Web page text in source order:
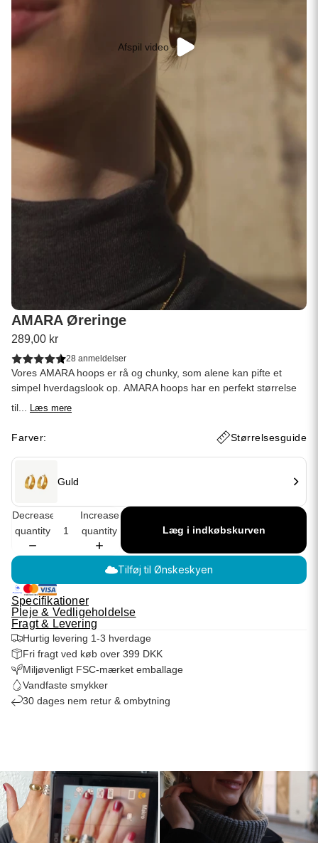
Afspil video
AMARA Øreringe
289,00 kr
28 anmeldelser
Vores AMARA hoops er rå og chunky, som alene kan pifte et
simpel hverdagslook op. AMARA hoops har en perfekt størrelse
til...
Læs mere
Farver: Størrelsesguide
Guld
Decrease
quantity
Increase
quantity
Læg i indkøbskurven
Tilføj til Ønskeskyen
Specifikationer
Pleje & Vedligeholdelse
Fragt & Levering
Hurtig levering 1-3 hverdage
Fri fragt ved køb over 399 DKK
Miljøvenligt FSC-mærket emballage
Vandfaste smykker
30 dages nem retur & ombytning